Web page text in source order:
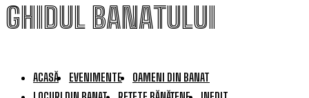
GHIDUL BANATULUI
ACASĂ EVENIMENTE
OAMENI DIN BANAT